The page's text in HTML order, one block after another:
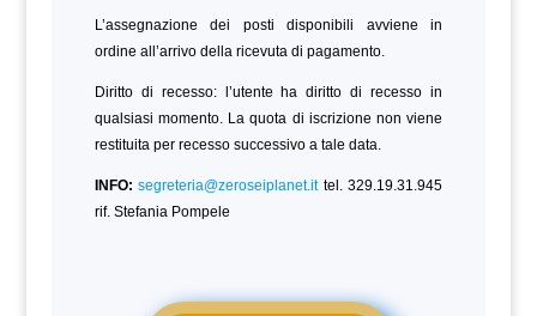
L’assegnazione dei posti disponibili avviene in
ordine all’arrivo della ricevuta di pagamento.
Diritto di recesso: l’utente ha diritto di recesso in
qualsiasi momento. La quota di iscrizione non viene
restituita per recesso successivo a tale data.
INFO: segreteria@zeroseiplanet.ittel. 329.19.31.945
rif. Stefania Pompele